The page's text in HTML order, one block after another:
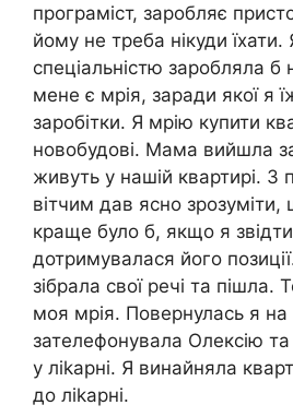
програміст, заробляє
йому не треба нікуди
спеціальністю заробляла б
мене є мрія, заради якої я
заробітки. Я мрію купити
новобудові. Мама вийшла
живуть у нашій квартирі. З
вітчим дав ясно зрозуміти,
краще було б, якщо я
дотримувалася його
зібрала свої речі та пішла.
моя мрія. Повернулась я
зателефонувала Олексію
у ліkарні. Я винайняла
до ліkарні.